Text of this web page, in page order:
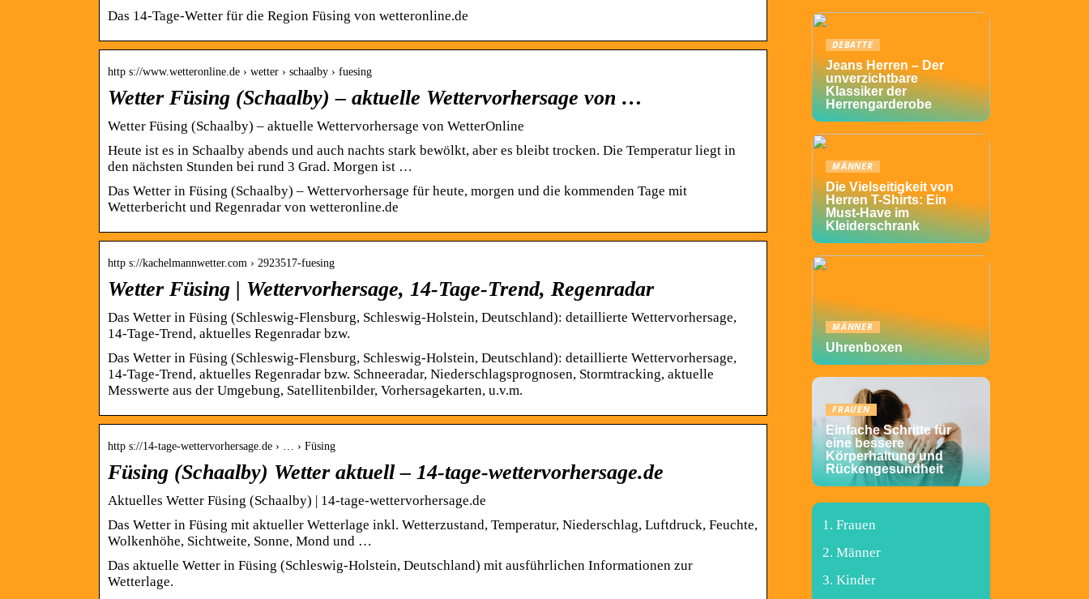
Das 14-Tage-Wetter für die Region Füsing von wetteronline.de
http s://www.wetteronline.de › wetter › schaalby › fuesing
Wetter Füsing (Schaalby) – aktuelle Wettervorhersage von …
Wetter Füsing (Schaalby) – aktuelle Wettervorhersage von WetterOnline
Heute ist es in Schaalby abends und auch nachts stark bewölkt, aber es bleibt trocken. Die Temperatur liegt in
den nächsten Stunden bei rund 3 Grad. Morgen ist …
Das Wetter in Füsing (Schaalby) – Wettervorhersage für heute, morgen und die kommenden Tage mit
Wetterbericht und Regenradar von wetteronline.de
http s://kachelmannwetter.com › 2923517-fuesing
Wetter Füsing | Wettervorhersage, 14-Tage-Trend, Regenradar
Das Wetter in Füsing (Schleswig-Flensburg, Schleswig-Holstein, Deutschland): detaillierte Wettervorhersage,
14-Tage-Trend, aktuelles Regenradar bzw.
Das Wetter in Füsing (Schleswig-Flensburg, Schleswig-Holstein, Deutschland): detaillierte Wettervorhersage,
14-Tage-Trend, aktuelles Regenradar bzw. Schneeradar, Niederschlagsprognosen, Stormtracking, aktuelle
Messwerte aus der Umgebung, Satellitenbilder, Vorhersagekarten, u.v.m.
http s://14-tage-wettervorhersage.de › … › Füsing
Füsing (Schaalby) Wetter aktuell – 14-tage-wettervorhersage.de
Aktuelles Wetter Füsing (Schaalby) | 14-tage-wettervorhersage.de
Das Wetter in Füsing mit aktueller Wetterlage inkl. Wetterzustand, Temperatur, Niederschlag, Luftdruck, Feuchte,
Wolkenhöhe, Sichtweite, Sonne, Mond und …
Das aktuelle Wetter in Füsing (Schleswig-Holstein, Deutschland) mit ausführlichen Informationen zur
Wetterlage.
DEBATTE
Jeans Herren – Der
unverzichtbare
Klassiker der
Herrengarderobe
MÄNNER
Die Vielseitigkeit von
Herren T-Shirts: Ein
Must-Have im
Kleiderschrank
MÄNNER
Uhrenboxen
FRAUEN
Einfache Schritte für
eine bessere
Körperhaltung und
Rückengesundheit
Frauen
Männer
Kinder